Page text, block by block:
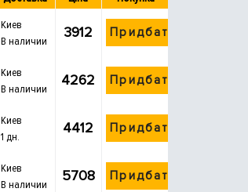
Киев
В наличии
3912 Придбати
Киев
В наличии
4262 Придбати
Киев
1 дн.
4412 Придбати
Киев
В наличии
5708 Придбати